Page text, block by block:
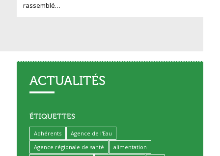
rassemblé…
ACTUALITÉS
ÉTIQUETTES
Adhérents
Agence de l'Eau
Agence régionale de santé
alimentation